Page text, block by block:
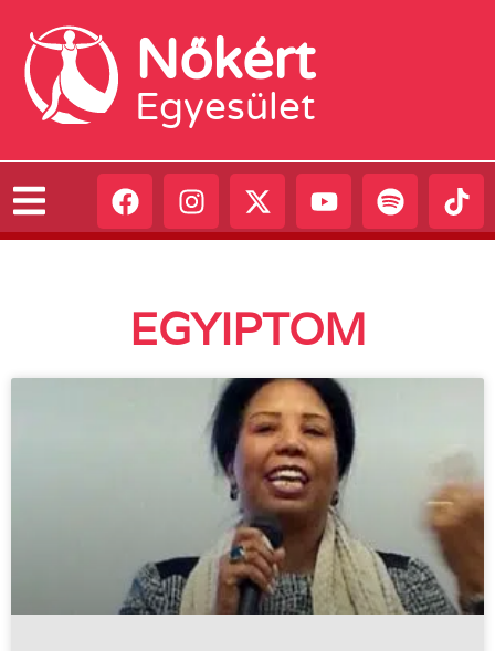
Nőkért
Egyesület
EGYIPTOM